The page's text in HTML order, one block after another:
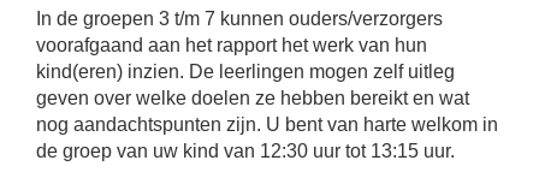
In de groepen 3 t/m 7 kunnen ouders/verzorgers
voorafgaand aan het rapport het werk van hun
kind(eren) inzien. De leerlingen mogen zelf uitleg
geven over welke doelen ze hebben bereikt en wat
nog aandachtspunten zijn. U bent van harte welkom in
de groep van uw kind van 12:30 uur tot 13:15 uur.